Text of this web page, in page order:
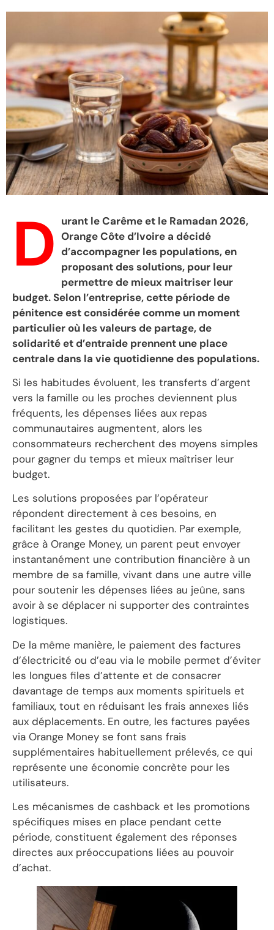
D urant le Carême et le Ramadan 2026,
Orange Côte d’Ivoire a décidé
d’accompagner les populations, en
proposant des solutions, pour leur
permettre de mieux maitriser leur
budget. Selon l’entreprise, cette période de
pénitence est considérée comme un moment
particulier où les valeurs de partage, de
solidarité et d’entraide prennent une place
centrale dans la vie quotidienne des populations.
Si les habitudes évoluent, les transferts d’argent
vers la famille ou les proches deviennent plus
fréquents, les dépenses liées aux repas
communautaires augmentent, alors les
consommateurs recherchent des moyens simples
pour gagner du temps et mieux maîtriser leur
budget.
Les solutions proposées par l’opérateur
répondent directement à ces besoins, en
facilitant les gestes du quotidien. Par exemple,
grâce à Orange Money, un parent peut envoyer
instantanément une contribution financière à un
membre de sa famille, vivant dans une autre ville
pour soutenir les dépenses liées au jeûne, sans
avoir à se déplacer ni supporter des contraintes
logistiques.
De la même manière, le paiement des factures
d’électricité ou d’eau via le mobile permet d’éviter
les longues files d’attente et de consacrer
davantage de temps aux moments spirituels et
familiaux, tout en réduisant les frais annexes liés
aux déplacements. En outre, les factures payées
via Orange Money se font sans frais
supplémentaires habituellement prélevés, ce qui
représente une économie concrète pour les
utilisateurs.
Les mécanismes de cashback et les promotions
spécifiques mises en place pendant cette
période, constituent également des réponses
directes aux préoccupations liées au pouvoir
d’achat.